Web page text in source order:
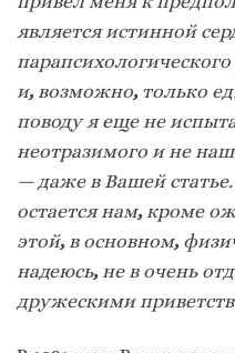
является истинной
и,возможно,только
поводу я еще не
неотразимого и не
— даже в Вашей
остается нам,кроме
этой,в основном,
надеюсь,не в очень
дружескими